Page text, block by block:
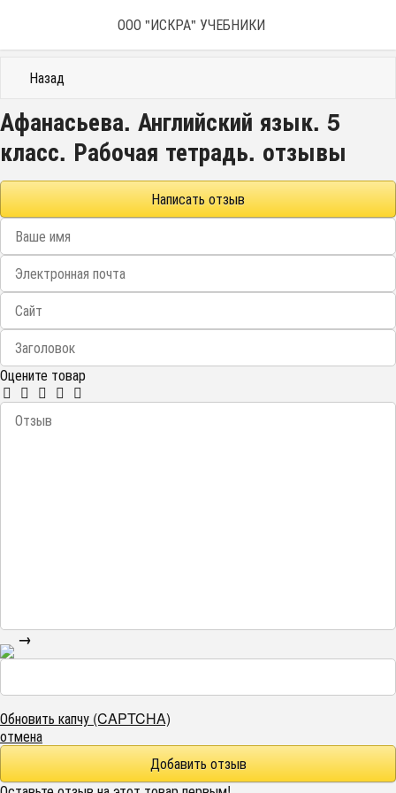
ООО "ИСКРА" УЧЕБНИКИ
Назад
Афанасьева. Английский язык. 5
класс. Рабочая тетрадь. отзывы
Написать отзыв
Оцените товар
→
Обновить капчу (CAPTCHA)
отмена